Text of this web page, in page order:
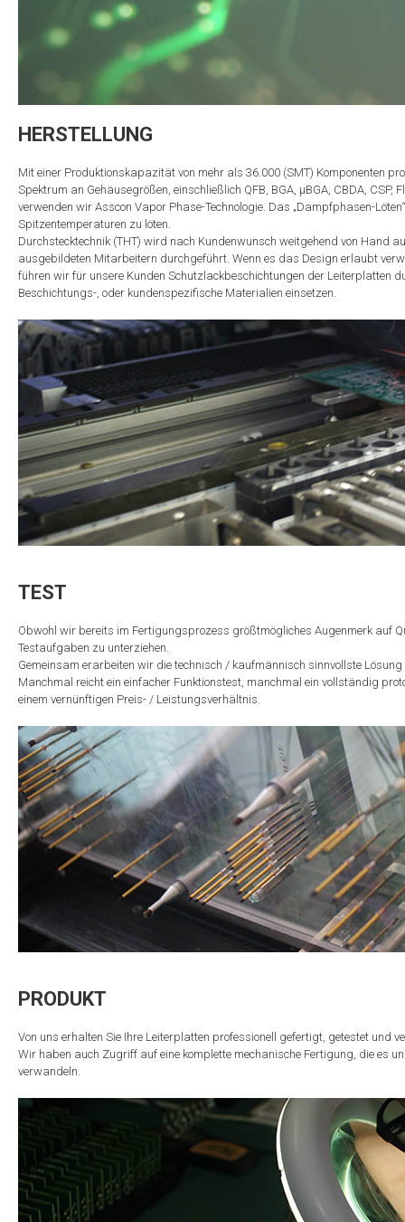
HERSTELLUNG
Mit einer Produktionskapazität von mehr als 36.000 (SMT) Komponenten
Spektrum an Gehäusegrößen, einschließlich QFB, BGA, μBGA, CBDA,
verwenden wir Asscon Vapor Phase-Technologie. Das „Dampfphasen-
Spitzentemperaturen zu löten.
Durchstecktechnik (THT) wird nach Kundenwunsch weitgehend von Hand
ausgebildeten Mitarbeitern durchgeführt. Wenn es das Design erlaubt
führen wir für unsere Kunden Schutzlackbeschichtungen der Leiterplatten
Beschichtungs-, oder kundenspezifische Materialien einsetzen.
TEST
Obwohl wir bereits im Fertigungsprozess größtmögliches Augenmerk auf
Testaufgaben zu unterziehen.
Gemeinsam erarbeiten wir die technisch / kaufmännisch sinnvollste
Manchmal reicht ein einfacher Funktionstest, manchmal ein vollständig
einem vernünftigen Preis- / Leistungsverhältnis.
PRODUKT
Von uns erhalten Sie Ihre Leiterplatten professionell gefertigt, getestet und
Wir haben auch Zugriff auf eine komplette mechanische Fertigung, die es
verwandeln.